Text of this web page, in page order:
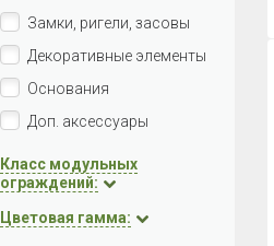
Замки, ригели, засовы
Декоративные элементы
Основания
Доп. аксессуары
Класс модульных
ограждений:
Цветовая гамма: